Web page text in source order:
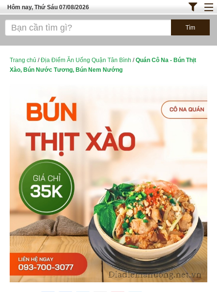
Hôm nay, Thứ Sáu 07/08/2026
Trang chủ
Bánh - Đồ Ăn Vặt
ĐỊA ĐIỂM ĂN UỐNG HÀ NỘI
Trang chủ /Địa Điểm Ăn Uống Quận Tân Bình /Quán Cô Na - Bún Thịt
Xào, Bún Nước Tương, Bún Nem Nướng